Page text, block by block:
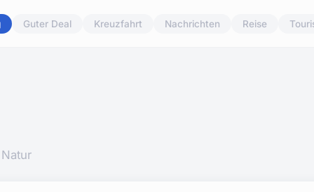
Guter Deal Kreuzfahrt Nachrichten Reise